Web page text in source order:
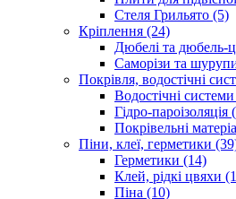
Стеля Грильято (5)
Кріплення (24)
Дюбелі та дюбель-
Саморізи та
Покрівля, водостічні
Водостічні
Гідро-пароізоляція
Покрівельні
Піни, клеї, герметики
Герметики (14)
Клей, рідкі цвяхи
Піна (10)